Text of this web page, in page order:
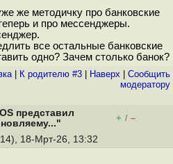
же методичку про банковские
и про мессенджеры.
все остальные банковские
одно? Зачем столько банок?
| К родителю #3 Наверх
Cообщить
модератору
представил
+ / –
18-Мрт-26, 13:32